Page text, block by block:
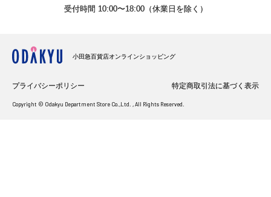
受付時間 10:00〜18:00（休業日を除く）
小田急百貨店オンラインショッピング
プライバシーポリシー 特定商取引法に基づく表示
Copyright © Odakyu Department Store Co.,Ltd. , All Rights Reserved.